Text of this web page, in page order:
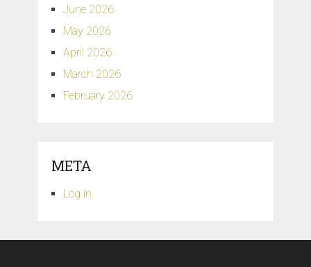
June 2026
May 2026
April 2026
March 2026
February 2026
META
Log in